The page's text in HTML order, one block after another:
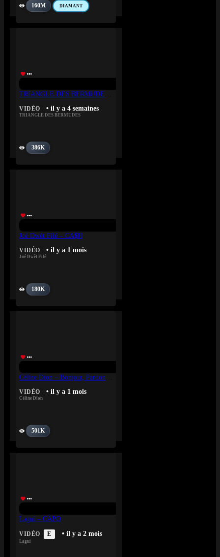
160M DIAMANT
VIDÉO • il y a 4 semaines
TRIANGLE DES BERMUDES
386K
Joé Dwèt Filé – CA$H
VIDÉO • il y a 1 mois
Joé Dwèt Filé
180K
VIDÉO • il y a 1 mois
Céline Dion
501K
Lagui – CAPO
VIDÉO E • il y a 2 mois
Lagui